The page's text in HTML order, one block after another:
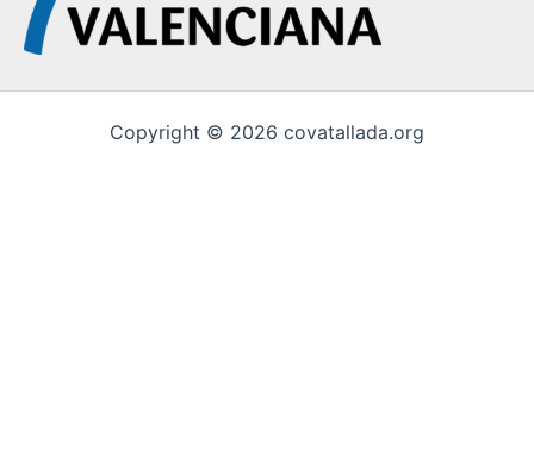
Copyright © 2026 covatallada.org